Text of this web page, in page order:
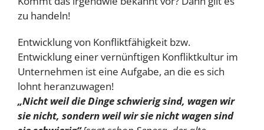
zu handeln!
Entwicklung von Konfliktfähigkeit bzw.
Entwicklung einer vernünftigen Konfliktkultur im
Unternehmen ist eine Aufgabe, an die es sich
lohnt heranzuwagen!
„Nicht weil die Dinge schwierig sind, wagen wir
sie nicht, sondern weil wir sie nicht wagen sind